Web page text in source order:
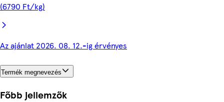
(6790 Ft/kg)
Az ajánlat 2026. 08. 12.-ig érvényes
Termék megnevezés
Főbb jellemzők